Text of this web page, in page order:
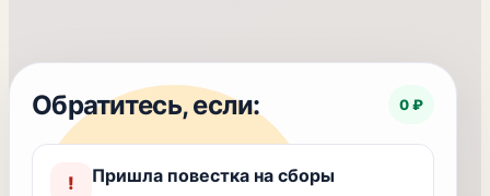
Обратитесь, если: 0 ₽
! Пришла повестка на сборы